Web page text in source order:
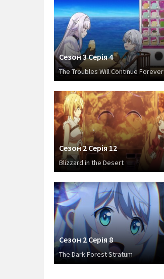
Сезон 3 Серія 4
The Troubles Will Continue Forever
Сезон 2 Серія 12
Blizzard in the Desert
Сезон 2 Серія 8
The Dark Forest Stratum